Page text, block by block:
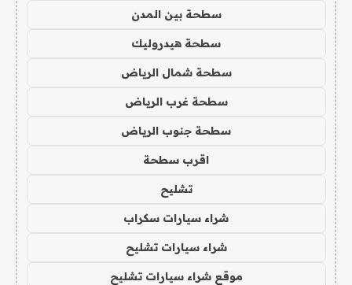
سطحة بين المدن
سطحة هيدروليك
سطحة شمال الرياض
سطحة غرب الرياض
سطحة جنوب الرياض
اقرب سطحة
تشليح
شراء سيارات سكراب
شراء سيارات تشليح
موقع شراء سيارات تشليح